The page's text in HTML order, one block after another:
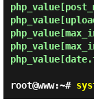
root@www:~#